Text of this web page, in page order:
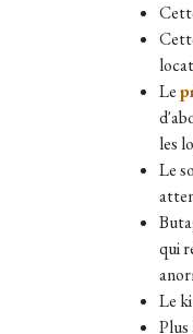
Le
les
Le
qui
Le
Plus